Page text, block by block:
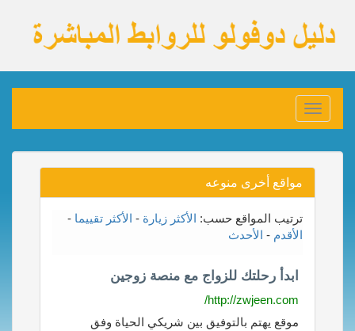
Toggle
navigation
مواقع أخرى منوعه
ترتيب المواقع حسب: الأكثر زيارة - الأكثر تقييما -
الأقدم - الأحدث
ابدأ رحلتك للزواج مع منصة زوجين
http://zwjeen.com/
موقع يهتم بالتوفيق بين شريكي الحياة وفق